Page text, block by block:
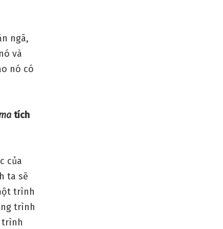
ngã,
và
nó có
tích
của
ta sẽ
trình
trình
trình